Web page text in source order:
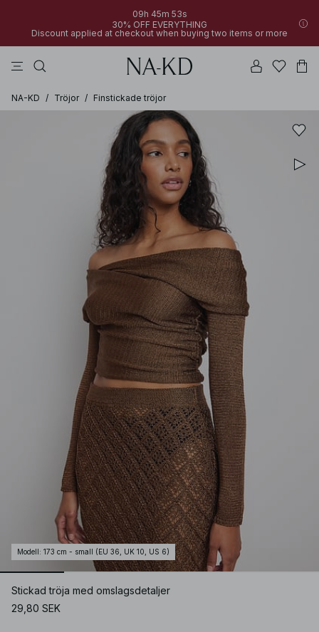
09h 45m 53s
30% OFF EVERYTHING
Discount applied at checkout when buying two items or more
NA-KD / Tröjor / Finstickade tröjor
Modell : 173 cm - small (EU 36, UK 10, US 6)
Stickad tröja med omslagsdetaljer
29,80 SEK